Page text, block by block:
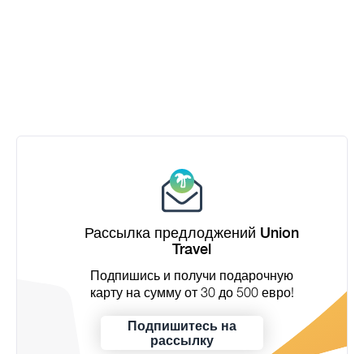
Рассылка предлоджений Union
Travel
Подпишись и получи подарочную
карту на сумму от 30 до 500 евро!
Подпишитесь на
рассылку